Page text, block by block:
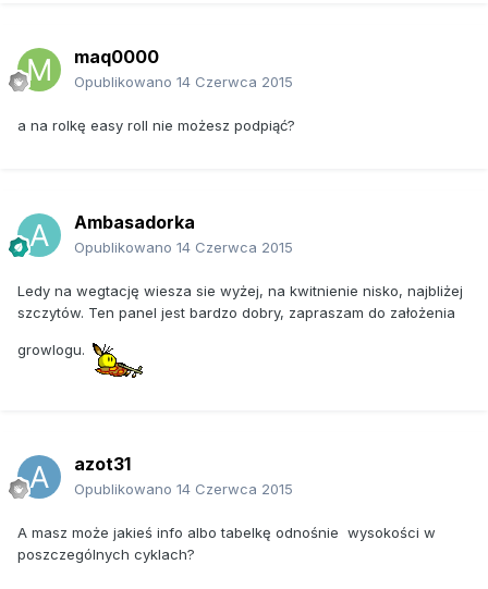
maq0000
Opublikowano 14 Czerwca 2015
a na rolkę easy roll nie możesz podpiąć?
Ambasadorka
Opublikowano 14 Czerwca 2015
Ledy na wegtację wiesza sie wyżej, na kwitnienie nisko, najbliżej
szczytów. Ten panel jest bardzo dobry, zapraszam do założenia
growlogu.
azot31
Opublikowano 14 Czerwca 2015
A masz może jakieś info albo tabelkę odnośnie wysokości w
poszczególnych cyklach?